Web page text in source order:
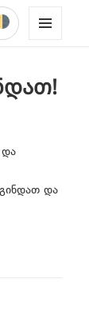
ᲩᲐᲐᲑᲜᲔᲚᲔ
TS
და